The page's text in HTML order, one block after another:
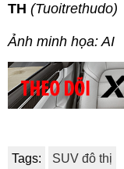
TH (Tuoitrethudo)
Ảnh minh họa: AI
Tags: SUV đô thị